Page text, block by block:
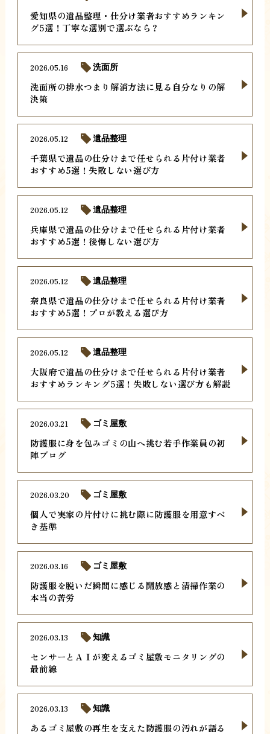
愛知県の遺品整理・仕分け業者おすすめランキン
グ5選！丁寧な選別で選ぶなら？
洗面所の排水つまり解消方法に見る自分なりの解
決策
2026.05.16 洗面所
千葉県で遺品の仕分けまで任せられる片付け業者
おすすめ5選！失敗しない選び方
2026.05.12 遺品整理
兵庫県で遺品の仕分けまで任せられる片付け業者
おすすめ5選！後悔しない選び方
2026.05.12 遺品整理
奈良県で遺品の仕分けまで任せられる片付け業者
おすすめ5選！プロが教える選び方
2026.05.12 遺品整理
大阪府で遺品の仕分けまで任せられる片付け業者
おすすめランキング5選！失敗しない選び方も解説
2026.05.12 遺品整理
防護服に身を包みゴミの山へ挑む若手作業員の初
陣ブログ
2026.03.21 ゴミ屋敷
個人で実家の片付けに挑む際に防護服を用意すべ
き基準
2026.03.20 ゴミ屋敷
防護服を脱いだ瞬間に感じる開放感と清掃作業の
本当の苦労
2026.03.16 ゴミ屋敷
センサーとＡＩが変えるゴミ屋敷モニタリングの
最前線
2026.03.13 知識
あるゴミ屋敷の再生を支えた防護服の汚れが語る
2026.03.13 知識